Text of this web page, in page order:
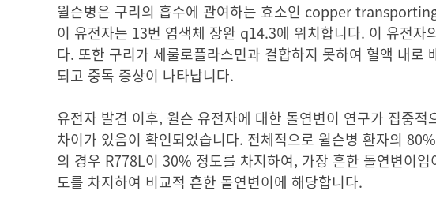
윌슨병은 구리의 흡수에 관여하는 효소인 copper
이 유전자는 13번 염색체 장완 q14.3에 위치합니다. 이 유전
다. 또한 구리가 세룰로플라스민과 결합하지 못하여 혈액 내
되고 중독 증상이 나타납니다.
유전자 발견 이후, 윌슨 유전자에 대한 돌연변이 연구가 집중
차이가 있음이 확인되었습니다. 전체적으로 윌슨병 환자의
의 경우 R778L이 30% 정도를 차지하여, 가장 흔한 돌연변이
도를 차지하여 비교적 흔한 돌연변이에 해당합니다.